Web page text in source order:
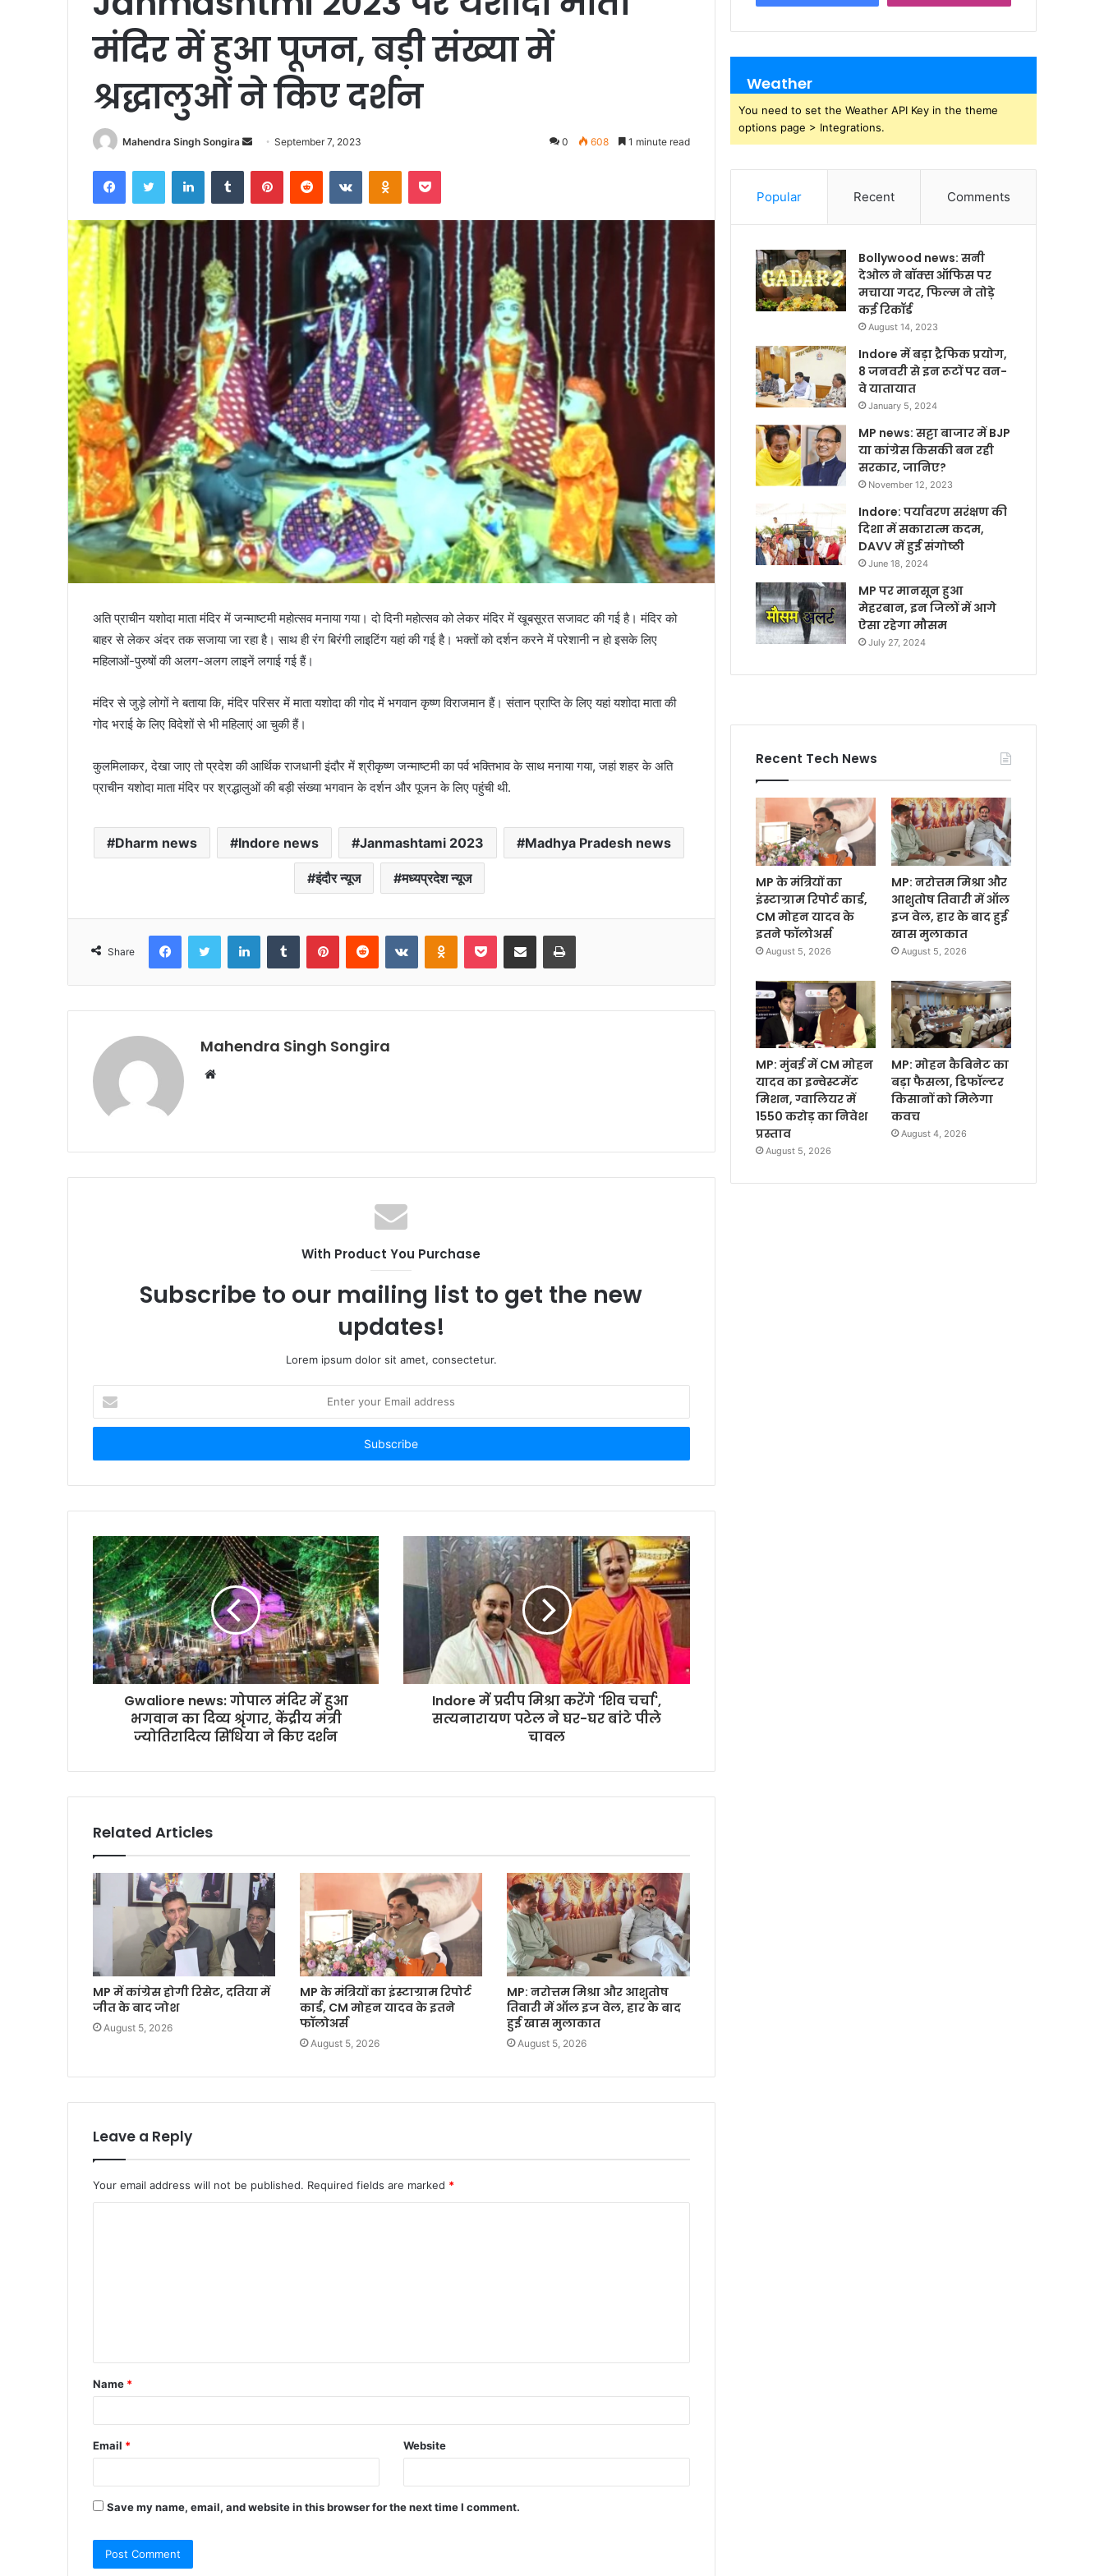
मंदिर में हुआ पूजन, बड़ी संख्या में
श्रद्धालुओं ने किए दर्शन
Mahendra Singh Songira
Send
email
September 7, 2023 0 608 1 minute read
FacebookTwitter LinkedInTumblr PinterestReddit VKontakteOdnoklassniki
Pocket
अति प्राचीन यशोदा माता मंदिर में जन्माष्टमी महोत्सव मनाया गया। दो दिनी महोत्सव को लेकर मंदिर में खूबसूरत सजावट की गई है। मंदिर को
बाहर से लेकर अंदर तक सजाया जा रहा है। साथ ही रंग बिरंगी लाइटिंग यहां की गई है। भक्तों को दर्शन करने में परेशानी न हो इसके लिए
महिलाओं-पुरुषों की अलग-अलग लाइनें लगाई गई हैं।
मंदिर से जुड़े लोगों ने बताया कि, मंदिर परिसर में माता यशोदा की गोद में भगवान कृष्ण विराजमान हैं। संतान प्राप्ति के लिए यहां यशोदा माता की
गोद भराई के लिए विदेशों से भी महिलाएं आ चुकी हैं।
कुलमिलाकर, देखा जाए तो प्रदेश की आर्थिक राजधानी इंदौर में श्रीकृष्ण जन्माष्टमी का पर्व भक्तिभाव के साथ मनाया गया, जहां शहर के अति
प्राचीन यशोदा माता मंदिर पर श्रद्धालुओं की बड़ी संख्या भगवान के दर्शन और पूजन के लिए पहुंची थी.
Dharm news Indore news Janmashtami 2023 Madhya Pradesh news
इंदौर न्यूज मध्यप्रदेश न्यूज
Share
FacebookTwitter LinkedInTumblr PinterestReddit VKontakteOdnoklassniki
Pocket Share via Email Print
Mahendra Singh Songira
Website
With Product You Purchase
Subscribe to our mailing list to get the new
updates!
Lorem ipsum dolor sit amet, consectetur.
your
Email
Gwaliore news: गोपाल मंदिर में हुआ
भगवान का दिव्य श्रृंगार, केंद्रीय मंत्री
ज्योतिरादित्य सिंधिया ने किए दर्शन
Indore में प्रदीप मिश्रा करेंगे 'शिव चर्चा',
सत्यनारायण पटेल ने घर-घर बांटे पीले
चावल
Related Articles
MP में कांग्रेस होगी रिसेट, दतिया में
जीत के बाद जोश
August 5, 2026
MP के मंत्रियों का इंस्टाग्राम रिपोर्ट
कार्ड, CM मोहन यादव के इतने
फॉलोअर्स
August 5, 2026
MP: नरोत्तम मिश्रा और आशुतोष
तिवारी में ऑल इज वेल, हार के बाद
हुई खास मुलाकात
August 5, 2026
Leave a Reply
Your email address will not be published. Required fields are marked *
t
*
Name *
Email * Website
Save my name, email, and website in this browser for the next time I comment.
Weather
You need to set the Weather API Key in the theme
options page > Integrations.
Popular Recent Comments
Bollywood news: सनी
देओल ने बॉक्स ऑफिस पर
मचाया गदर, फिल्म ने तोड़े
कई रिकॉर्ड
August 14, 2023
Indore में बड़ा ट्रैफिक प्रयोग,
8 जनवरी से इन रूटों पर वन-
वे यातायात
January 5, 2024
MP news: सट्टा बाजार में BJP
या कांग्रेस किसकी बन रही
सरकार, जानिए?
November 12, 2023
Indore: पर्यावरण सरंक्षण की
दिशा में सकारात्म कदम,
DAVV में हुई संगोष्ठी
June 18, 2024
MP पर मानसून हुआ
मेहरबान, इन जिलों में आगे
ऐसा रहेगा मौसम
July 27, 2024
Recent Tech News
MP के मंत्रियों का
इंस्टाग्राम रिपोर्ट कार्ड,
CM मोहन यादव के
इतने फॉलोअर्स
August 5, 2026
MP: नरोत्तम मिश्रा और
आशुतोष तिवारी में ऑल
इज वेल, हार के बाद हुई
खास मुलाकात
August 5, 2026
MP: मुंबई में CM मोहन
यादव का इन्वेस्टमेंट
मिशन, ग्वालियर में
1550 करोड़ का निवेश
प्रस्ताव
August 5, 2026
MP: मोहन कैबिनेट का
बड़ा फैसला, डिफॉल्टर
किसानों को मिलेगा
कवच
August 4, 2026